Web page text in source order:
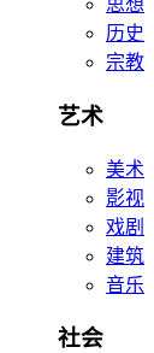
思想
历史
宗教
艺术
美术
影视
戏剧
建筑
音乐
社会